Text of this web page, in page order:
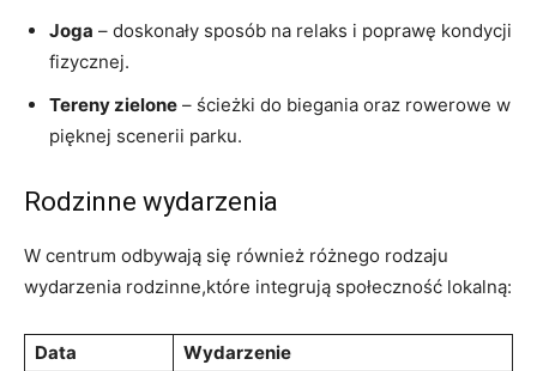
Joga – doskonały sposób na relaks i poprawę kondycji
fizycznej.
Tereny zielone – ścieżki do biegania oraz rowerowe w
pięknej scenerii parku.
Rodzinne wydarzenia
W centrum odbywają się również różnego rodzaju
wydarzenia rodzinne,które integrują społeczność lokalną:
Data
Wydarzenie